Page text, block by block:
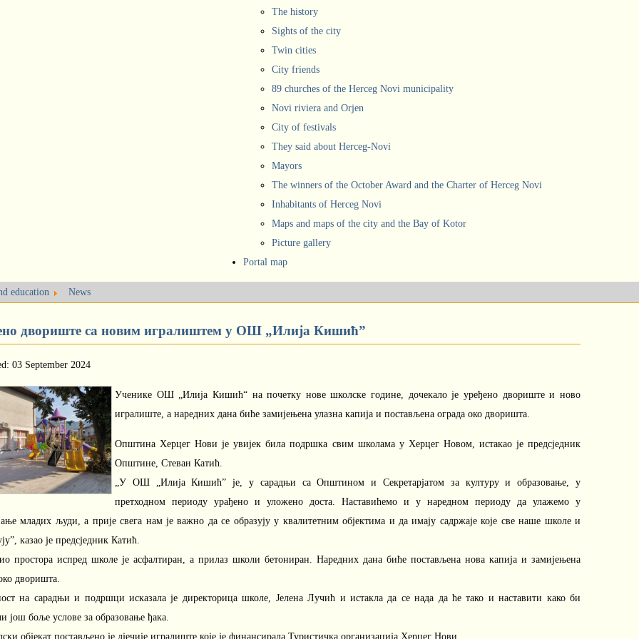
The history
Sights of the city
Twin cities
City friends
89 churches of the Herceg Novi municipality
Novi riviera and Orjen
City of festivals
They said about Herceg-Novi
Mayors
The winners of the October Award and the Charter of Herceg Novi
Inhabitants of Herceg Novi
Maps and maps of the city and the Bay of Kotor
Picture gallery
Portal map
education News
двориште са новим игралиштем у ОШ „Илија Кишић”
03 September 2024
Ученике ОШ „Илија Кишић“ на почетку нове школске године, дочекало је уређено двориште и ново
игралиште, а наредних дана биће замијењена улазна капија и постављена ограда око дворишта.
Општина Херцег Нови је увијек била подршка свим школама у Херцег Новом, истакао је предсједник
Општине, Стеван Катић.
„У ОШ „Илија Кишић” је, у сарадњи са Општином и Секретарјатом за културу и образовање, у
претходном периоду урађено и уложено доста. Наставићемо и у наредном периоду да улажемо у
младих људи, а прије свега нам је важно да се образују у квалитетним објектима и да имају садржаје које све наше школе и
казао је предсједник Катић.
простора испред школе је асфалтиран, а прилаз школи бетониран. Наредних дана биће постављена нова капија и замијењена
дворишта.
на сарадњи и подршци исказала је директорица школе, Јелена Лучић и истакла да се нада да ће тако и наставити како би
још боље услове за образовање ђака.
објекат постављено је дјечије игралиште које је финансирала Туристичка организација Херцег Нови.